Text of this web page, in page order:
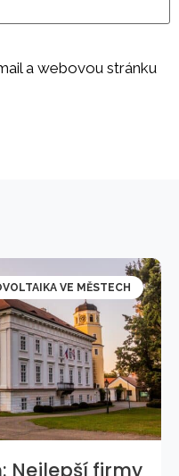
a webovou stránku
VE MĚSTECH
Nejlepší firmy